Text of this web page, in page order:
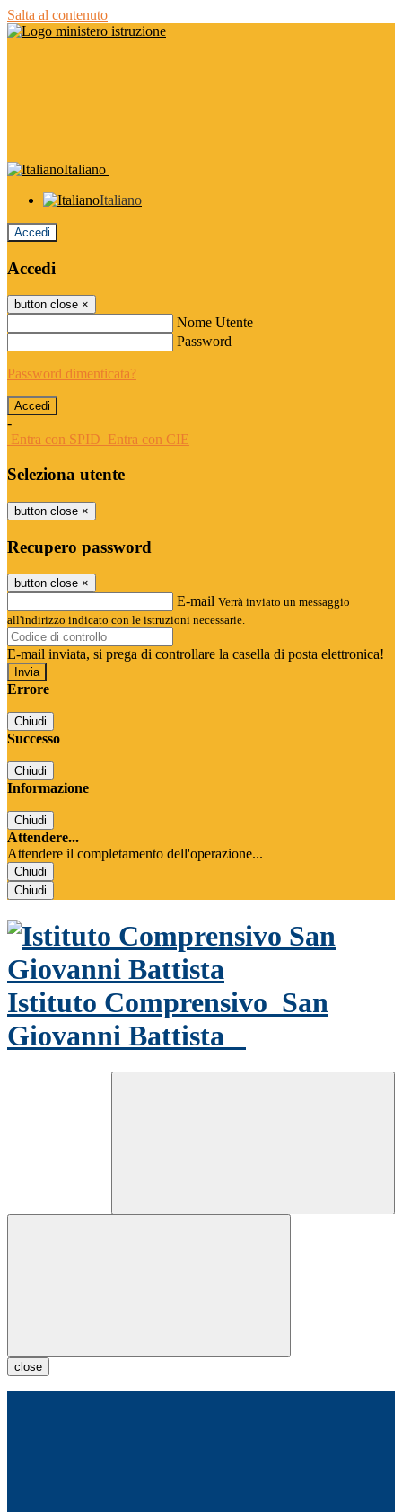
Salta al contenuto
Italiano
Italiano
Accedi
Accedi
button close ×
Nome Utente
Password
Password dimenticata?
-
Entra con SPID Entra con CIE
Seleziona utente
button close ×
Recupero password
button close ×
E-mail Verrà inviato un messaggio
all'indirizzo indicato con le istruzioni necessarie.
E-mail inviata, si prega di controllare la casella di posta elettronica!
Errore
Chiudi
Successo
Chiudi
Informazione
Chiudi
Attendere...
Attendere il completamento dell'operazione...
Chiudi
Chiudi
Istituto Comprensivo San
Giovanni Battista
close